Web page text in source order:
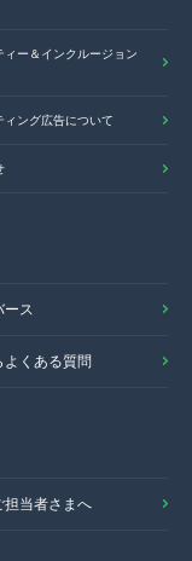
ィー＆インクルージョン
ィング広告について
ース
よくある質問
担当者さまへ